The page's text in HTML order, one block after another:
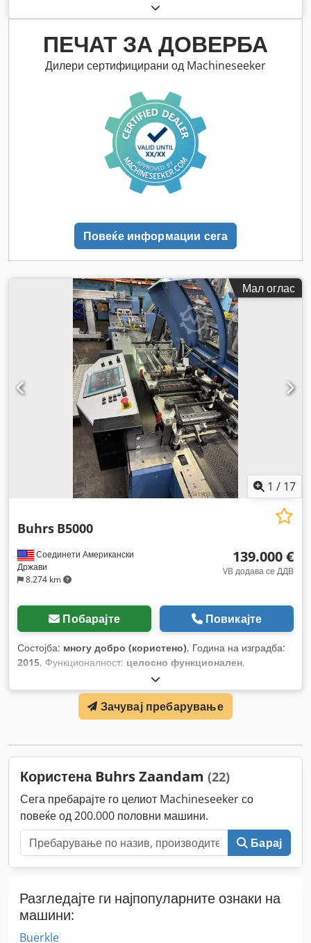
ПЕЧАТ ЗА ДОВЕРБА
Дилери сертифицирани од Machineseeker
Повеќе информации сега
Мал оглас
1 / 17
Соединети Американски
Држави
8.274 km
Buhrs B5000
139.000 €
VB додава се ДДВ
Побарајте Повикајте
Состојба: многу добро (користено), Година на изградба:
2015, Функционалност: целосно функционален,
Зачувај пребарување
Користена Buhrs Zaandam (22)
Сега пребарајте го целиот Machineseeker со
повеќе од 200.000 половни машини.
Барај
Разгледајте ги најпопуларните ознаки на
машини:
Buerkle